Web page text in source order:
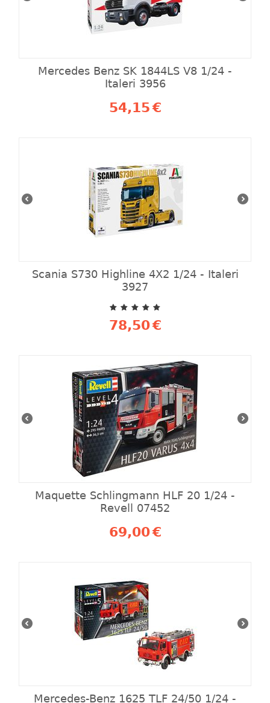
Mercedes Benz SK 1844LS V8 1/24 -
Italeri 3956
54,15€
Scania S730 Highline 4X2 1/24 - Italeri
3927
78,50€
Maquette Schlingmann HLF 20 1/24 -
Revell 07452
69,00€
Mercedes-Benz 1625 TLF 24/50 1/24 -